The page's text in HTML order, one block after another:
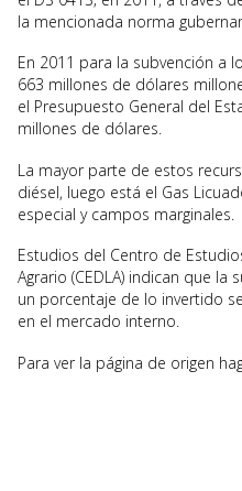
la mencionada norma
En 2011 para la subvención a
663 millones de dólares
el Presupuesto General del
millones de dólares.
La mayor parte de estos
diésel, luego está el Gas
especial y campos marginales.
Estudios del Centro de
Agrario (CEDLA) indican que
un porcentaje de lo invertido
en el mercado interno.
Para ver la página de origen